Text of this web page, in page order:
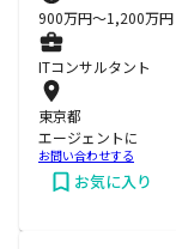
900万円〜1,200万円
ITコンサルタント
東京都
エージェントに
お問い合わせする
お気に入り